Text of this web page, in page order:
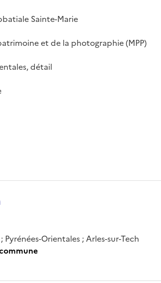
Sainte-Marie
et de la photographie (MPP)
détail
Pyrénées-Orientales ; Arles-sur-Tech